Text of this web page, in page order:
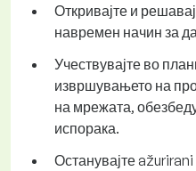
Откривајте и
навремен начин за
Учествувајте во
извршувањето на
на мрежата,
испорака.
Останувајте